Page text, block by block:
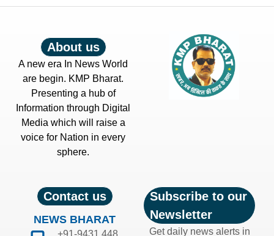
About us
A new era In News World
are begin. KMP Bharat.
Presenting a hub of
Information through Digital
Media which will raise a
voice for Nation in every
sphere.
Contact us
NEWS BHARAT
+91-9431 448
Subscribe to our
Newsletter
Get daily news alerts in